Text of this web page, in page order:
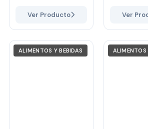
Ver Producto Ver
ALIMENTOS Y BEBIDAS ALIMENTOS